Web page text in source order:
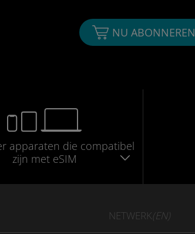
NU ABONNEREN
apparaten die compatibel
zijn met eSIM
NETWERK(EN)